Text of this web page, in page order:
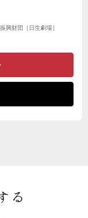
興財団［日生劇場］
る